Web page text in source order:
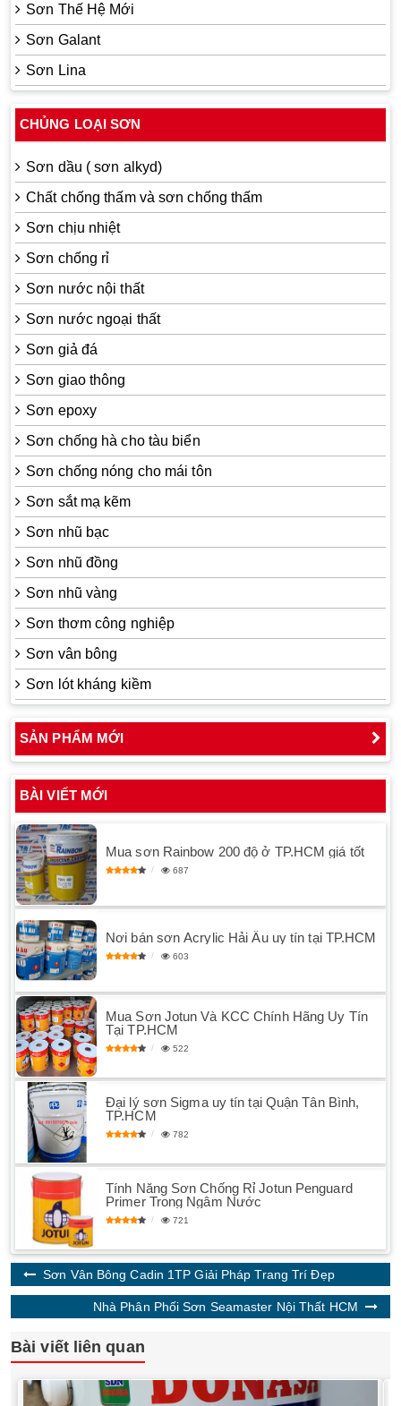
Sơn Thế Hệ Mới
Sơn Galant
Sơn Lina
CHỦNG LOẠI SƠN
Sơn dầu ( sơn alkyd)
Chất chống thấm và sơn chống thấm
Sơn chịu nhiệt
Sơn chống rỉ
Sơn nước nội thất
Sơn nước ngoại thất
Sơn giả đá
Sơn giao thông
Sơn epoxy
Sơn chống hà cho tàu biển
Sơn chống nóng cho mái tôn
Sơn sắt mạ kẽm
Sơn nhũ bạc
Sơn nhũ đồng
Sơn nhũ vàng
Sơn thơm công nghiệp
Sơn vân bông
Sơn lót kháng kiềm
SẢN PHẨM MỚI
BÀI VIẾT MỚI
Mua sơn Rainbow 200 độ ở TP.HCM giá tốt
687
Nơi bán sơn Acrylic Hải Âu uy tín tại TP.HCM
603
Mua Sơn Jotun Và KCC Chính Hãng Uy Tín
Tại TP.HCM
522
Đại lý sơn Sigma uy tín tại Quận Tân Bình,
TP.HCM
782
Tính Năng Sơn Chống Rỉ Jotun Penguard
Primer Trong Ngâm Nước
721
Sơn Vân Bông Cadin 1TP Giải Pháp Trang Trí Đẹp
Nhà Phân Phối Sơn Seamaster Nội Thất HCM
Bài viết liên quan